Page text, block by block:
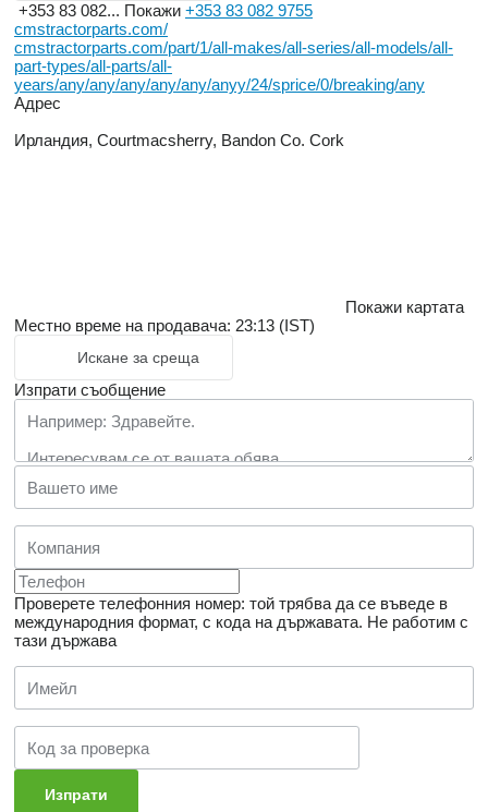
+353 83 082... Покажи +353 83 082 9755
cmstractorparts.com/
cmstractorparts.com/part/1/all-makes/all-series/all-models/all-
part-types/all-parts/all-
years/any/any/any/any/any/anyy/24/sprice/0/breaking/any
Адрес
Ирландия, Courtmacsherry, Bandon Co. Cork
Покажи картата
Местно време на продавача: 23:13 (IST)
Искане за среща
Изпрати съобщение
Проверете телефонния номер: той трябва да се въведе в
международния формат, с кода на държавата. Не работим с
тази държава